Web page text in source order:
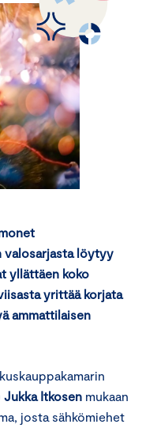
valosarjasta löytyy
yllättäen koko
yrittää korjata
ammattilaisen
Jukka Itkosen mukaan
josta sähkömiehet